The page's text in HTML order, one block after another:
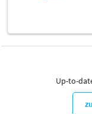
Up-to-